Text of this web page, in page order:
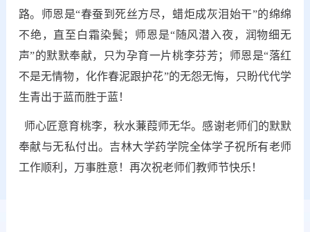
路。师恩是“春蚕到死丝方尽，蜡炬成灰泪始干”的绵绵
不绝，直至白霜染鬓；师恩是“随风潜入夜，润物细无
声”的默默奉献，只为孕育一片桃李芬芳；师恩是“落红
不是无情物，化作春泥跟护花”的无怨无悔，只盼代代学
生青出于蓝而胜于蓝！
师心匠意育桃李，秋水蒹葭师无华。感谢老师们的默默
奉献与无私付出。吉林大学药学院全体学子祝所有老师
工作顺利，万事胜意！再次祝老师们教师节快乐！